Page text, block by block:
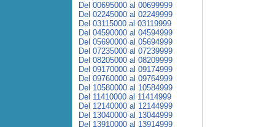
Del 00695000 al 00699999
Del 02245000 al 02249999
Del 03115000 al 03119999
Del 04590000 al 04594999
Del 05690000 al 05694999
Del 07235000 al 07239999
Del 08205000 al 08209999
Del 09170000 al 09174999
Del 09760000 al 09764999
Del 10580000 al 10584999
Del 11410000 al 11414999
Del 12140000 al 12144999
Del 13040000 al 13044999
Del 13910000 al 13914999